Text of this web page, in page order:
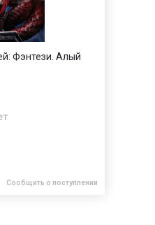
Фэнтези. Алый
Сообщить о поступлении